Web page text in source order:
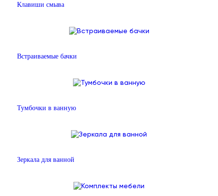
Клавиши смыва
Встраиваемые бачки
Тумбочки в ванную
Зеркала для ванной